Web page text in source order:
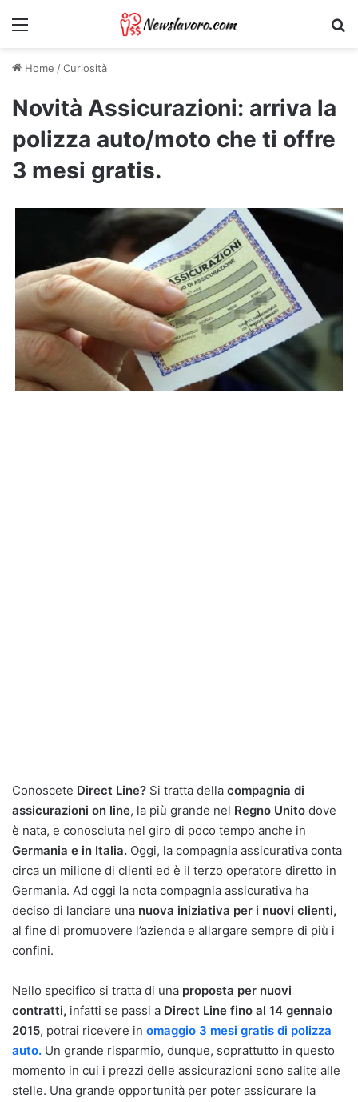
Menu
Home /Curiosità
Novità Assicurazioni: arriva la
polizza auto/moto che ti offre
3 mesi gratis.
Conoscete Direct Line? Si tratta della compagnia di
assicurazioni on line, la più grande nel Regno Unito dove
è nata, e conosciuta nel giro di poco tempo anche in
Germania e in Italia. Oggi, la compagnia assicurativa conta
circa un milione di clienti ed è il terzo operatore diretto in
Germania. Ad oggi la nota compagnia assicurativa ha
deciso di lanciare una nuova iniziativa per i nuovi clienti,
al fine di promuovere l’azienda e allargare sempre di più i
confini.
Nello specifico si tratta di una proposta per nuovi
contratti, infatti se passi a Direct Line fino al 14 gennaio
2015, potrai ricevere in omaggio 3 mesi gratis di polizza
auto. Un grande risparmio, dunque, soprattutto in questo
momento in cui i prezzi delle assicurazioni sono salite alle
stelle. Una grande opportunità per poter assicurare la